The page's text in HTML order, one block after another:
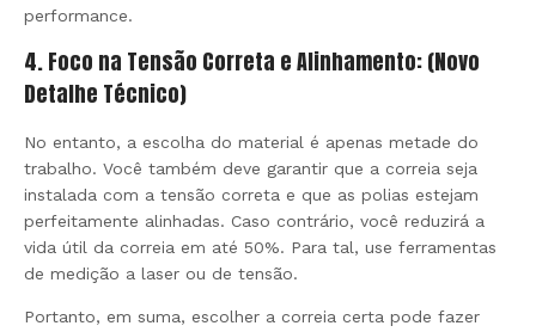
performance.
4. Foco na Tensão Correta e Alinhamento: (Novo
Detalhe Técnico)
No entanto, a escolha do material é apenas metade do
trabalho. Você também deve garantir que a correia seja
instalada com a tensão correta e que as polias estejam
perfeitamente alinhadas. Caso contrário, você reduzirá a
vida útil da correia em até 50%. Para tal, use ferramentas
de medição a laser ou de tensão.
Portanto, em suma, escolher a correia certa pode fazer